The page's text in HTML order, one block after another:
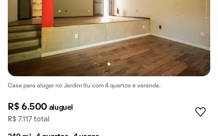
Casa para alugar no Jardim Itu com 4 quartos e varanda.
R$ 6.500 aluguel
R$ 7.117 total